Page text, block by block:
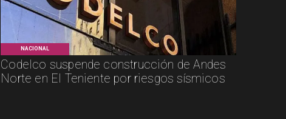
NACIONAL
Codelco suspende construcción de Andes
Norte en El Teniente por riesgos sísmicos